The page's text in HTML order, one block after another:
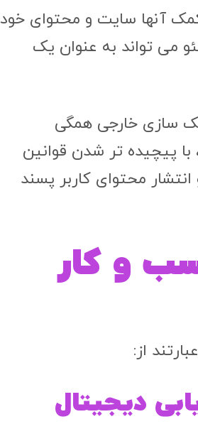
آنها سایت و محتوای خود
می تواند به عنوان یک
سازی خارجی همگی
پیچیده تر شدن قوانین
محتوای کاربر پسند
و کار
از:
دیجیتال